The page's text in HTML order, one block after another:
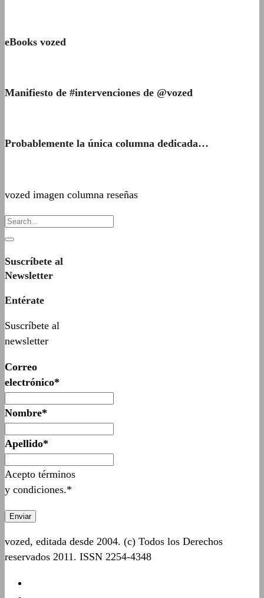
eBooks vozed
Manifiesto de #intervenciones de @vozed
Probablemente la única columna dedicada…
vozed imagen columna reseñas
Suscríbete al
Newsletter
Entérate
Suscríbete al
newsletter
Correo
electrónico*
Nombre*
Apellido*
Acepto términos
y condiciones.*
vozed, editada desde 2004. (c) Todos los Derechos
reservados 2011. ISSN 2254-4348